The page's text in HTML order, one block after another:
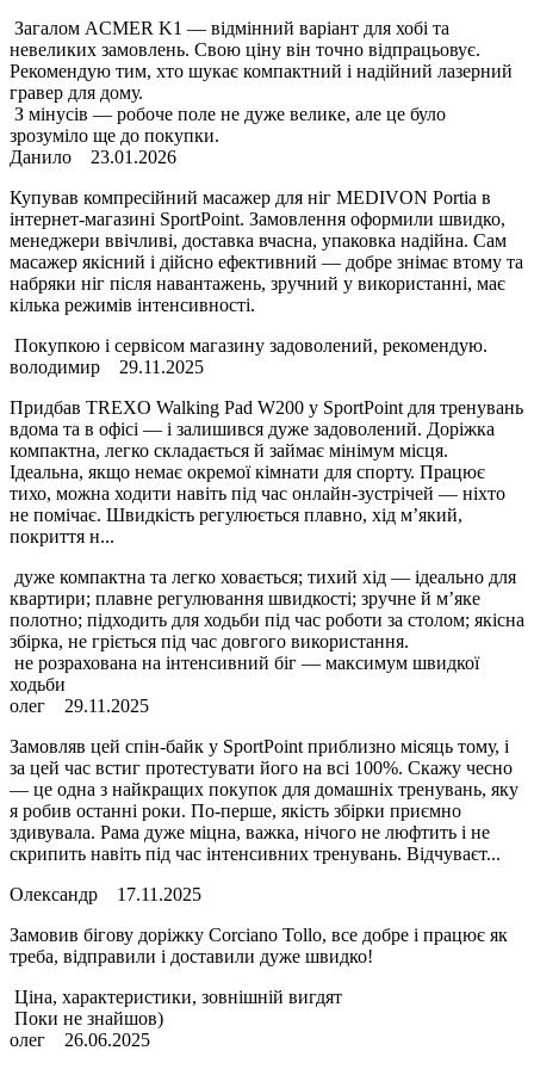
Загалом ACMER K1 — відмінний варіант для хобі та
невеликих замовлень. Свою ціну він точно відпрацьовує.
Рекомендую тим, хто шукає компактний і надійний лазерний
гравер для дому.
З мінусів — робоче поле не дуже велике, але це було
зрозуміло ще до покупки.
Данило
23.01.2026
Купував компресійний масажер для ніг MEDIVON Portia в
інтернет-магазині SportPoint. Замовлення оформили швидко,
менеджери ввічливі, доставка вчасна, упаковка надійна. Сам
масажер якісний і дійсно ефективний — добре знімає втому та
набряки ніг після навантажень, зручний у використанні, має
кілька режимів інтенсивності.
Покупкою і сервісом магазину задоволений, рекомендую.
володимир
29.11.2025
Придбав TREXO Walking Pad W200 у SportPoint для тренувань
вдома та в офісі — і залишився дуже задоволений. Доріжка
компактна, легко складається й займає мінімум місця.
Ідеальна, якщо немає окремої кімнати для спорту. Працює
тихо, можна ходити навіть під час онлайн-зустрічей — ніхто
не помічає. Швидкість регулюється плавно, хід м’який,
покриття н...
дуже компактна та легко ховається; тихий хід — ідеально для
квартири; плавне регулювання швидкості; зручне й м’яке
полотно; підходить для ходьби під час роботи за столом; якісна
збірка, не гріється під час довгого використання.
не розрахована на інтенсивний біг — максимум швидкої
ходьби
олег
29.11.2025
Замовляв цей спін-байк у SportPoint приблизно місяць тому, і
за цей час встиг протестувати його на всі 100%. Скажу чесно
— це одна з найкращих покупок для домашніх тренувань, яку
я робив останні роки. По-перше, якість збірки приємно
здивувала. Рама дуже міцна, важка, нічого не люфтить і не
скрипить навіть під час інтенсивних тренувань. Відчуваєт...
Олександр
17.11.2025
Замовив бігову доріжку Corciano Tollo, все добре і працює як
треба, відправили і доставили дуже швидко!
Ціна, характеристики, зовнішній вигдят
Поки не знайшов)
олег
26.06.2025